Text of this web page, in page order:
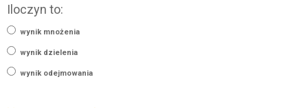
Iloczyn to:
wynik mnożenia
wynik dzielenia
wynik odejmowania